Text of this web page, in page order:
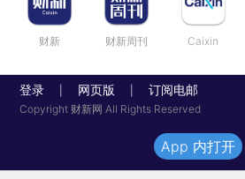
财新 财新周刊 Caixin
登录 网页版 订阅电邮
Copyright 财新网 All Rights Reserved
App 内打开